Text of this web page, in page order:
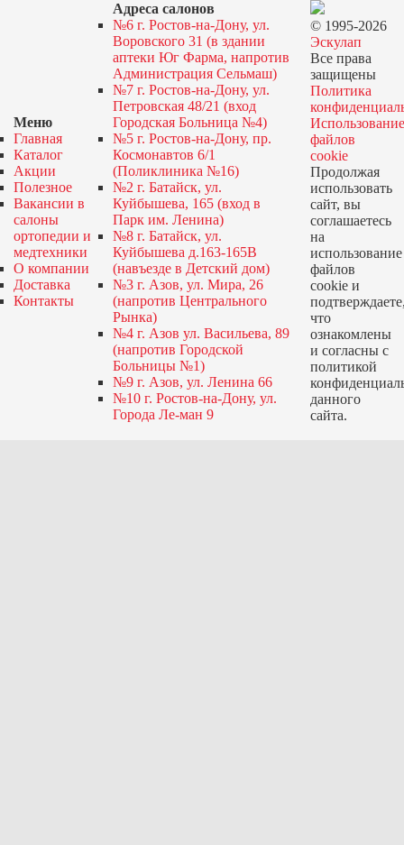
Меню
Главная
Каталог
Акции
Полезное
Вакансии в
салоны
ортопедии и
медтехники
О компании
Доставка
Контакты
Адреса салонов
№6 г. Ростов-на-Дону, ул.
Воровского 31 (в здании
аптеки Юг Фарма, напротив
Администрация Сельмаш)
№7 г. Ростов-на-Дону, ул.
Петровская 48/21 (вход
Городская Больница №4)
№5 г. Ростов-на-Дону, пр.
Космонавтов 6/1
(Поликлиника №16)
№2 г. Батайск, ул.
Куйбышева, 165 (вход в
Парк им. Ленина)
№8 г. Батайск, ул.
Куйбышева д.163-165В
(навъезде в Детский дом)
№3 г. Азов, ул. Мира, 26
(напротив Центрального
Рынка)
№4 г. Азов ул. Васильева, 89
(напротив Городской
Больницы №1)
№9 г. Азов, ул. Ленина 66
№10 г. Ростов-на-Дону, ул.
Города Ле-ман 9
© 1995-2026
Эскулап
Все права
защищены
Политика
Использование
файлов
cookie
Продолжая
использовать
сайт, вы
соглашаетесь
на
использование
файлов
cookie и
что
ознакомлены
и согласны с
политикой
данного
сайта.